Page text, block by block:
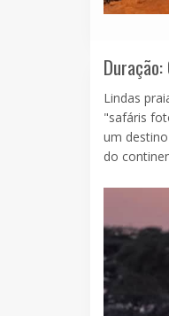
Lindas
"safáris
um
do